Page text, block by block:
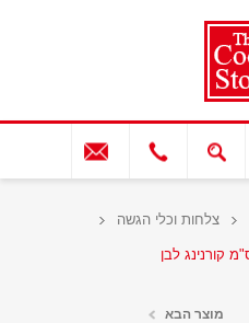
צלחות וכלי הגשה
מוצר הבא